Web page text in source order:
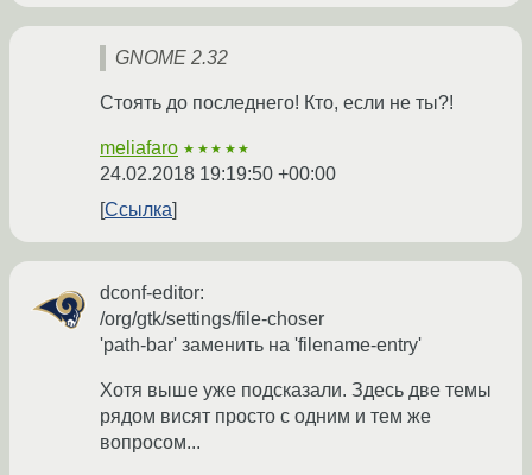
GNOME 2.32
Стоять до последнего! Кто, если не ты?!
meliafaro ★★★★★
24.02.2018 19:19:50 +00:00
Ссылка
dconf-editor:
/org/gtk/settings/file-choser
'path-bar' заменить на 'filename-entry'
Хотя выше уже подсказали. Здесь две темы
рядом висят просто с одним и тем же
вопросом...